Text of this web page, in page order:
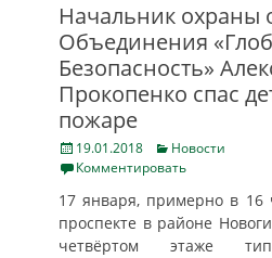
Начальник охраны
Объединения
Безопасность»
Прокопенко спас
пожаре
Posted
on
19.01.2018 Categories
Новости
Комментировать
17 января, примерно в 16
проспекте в районе
четвёртом этаже